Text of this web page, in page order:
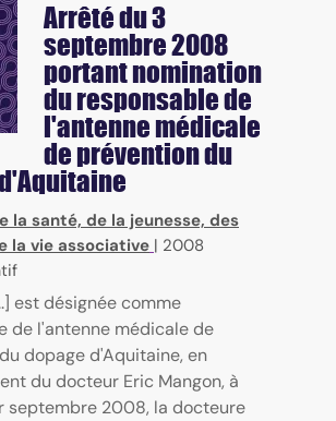
Arrêté du 3
septembre 2008
portant nomination
du responsable de
l'antenne médicale
de prévention du
la santé, de la jeunesse, des
la vie associative | 2008
est désignée comme
de l'antenne médicale de
dopage d'Aquitaine, en
du docteur Eric Mangon, à
septembre 2008, la docteure